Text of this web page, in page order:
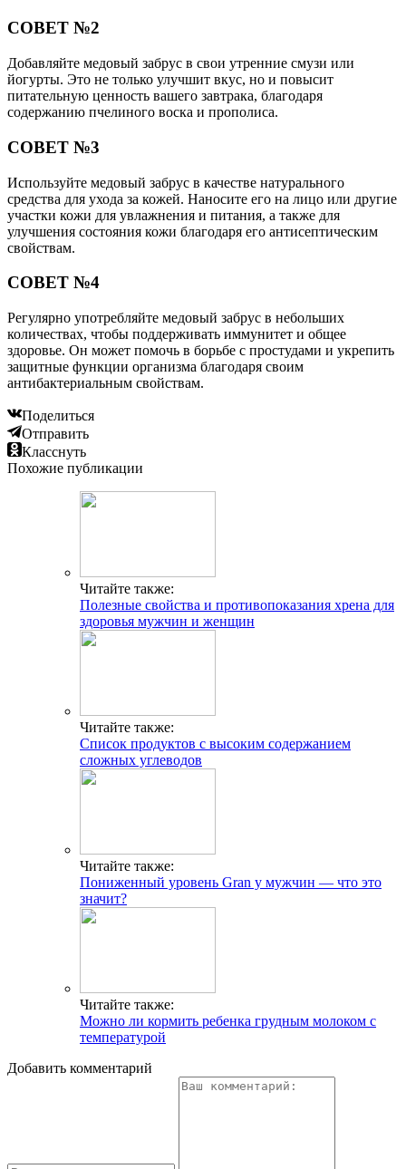
СОВЕТ №2
Добавляйте медовый забрус в свои утренние смузи или
йогурты. Это не только улучшит вкус, но и повысит
питательную ценность вашего завтрака, благодаря
содержанию пчелиного воска и прополиса.
СОВЕТ №3
Используйте медовый забрус в качестве натурального
средства для ухода за кожей. Наносите его на лицо или другие
участки кожи для увлажнения и питания, а также для
улучшения состояния кожи благодаря его антисептическим
свойствам.
СОВЕТ №4
Регулярно употребляйте медовый забрус в небольших
количествах, чтобы поддерживать иммунитет и общее
здоровье. Он может помочь в борьбе с простудами и укрепить
защитные функции организма благодаря своим
антибактериальным свойствам.
Поделиться
Отправить
Класснуть
Похожие публикации
Читайте также:
Полезные свойства и противопоказания хрена для
здоровья мужчин и женщин
Читайте также:
Список продуктов с высоким содержанием
сложных углеводов
Читайте также:
Пониженный уровень Gran у мужчин — что это
значит?
Читайте также:
Можно ли кормить ребенка грудным молоком с
температурой
Добавить комментарий